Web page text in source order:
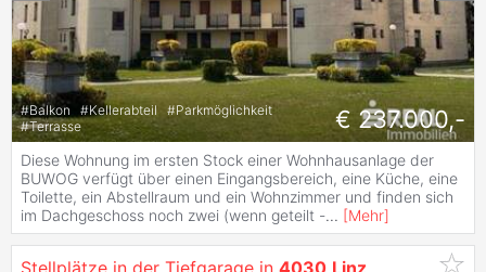
#Balkon #Kellerabteil #Parkmöglichkeit
#Terrasse € 237.000,-
Diese Wohnung im ersten Stock einer Wohnhausanlage der
BUWOG verfügt über einen Eingangsbereich, eine Küche, eine
Toilette, ein Abstellraum und ein Wohnzimmer und finden sich
im Dachgeschoss noch zwei (wenn geteilt -... [Mehr]